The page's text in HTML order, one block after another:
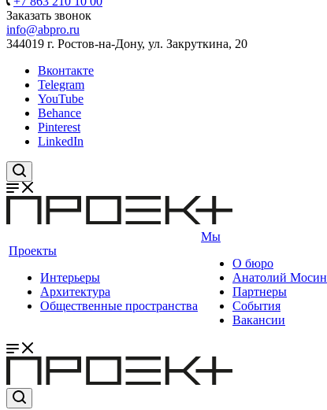
Заказать звонок
info@abpro.ru
344019 г. Ростов-на-Дону, ул. Закруткина, 20
Вконтакте
Telegram
YouTube
Behance
Pinterest
LinkedIn
Проекты
Интерьеры
Архитектура
Общественные пространства
Мы
О бюро
Анатолий Мосин
Партнеры
События
Вакансии